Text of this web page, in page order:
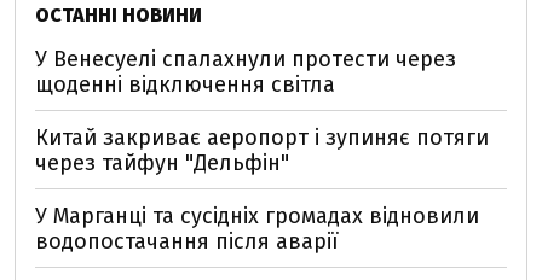
ОСТАННІ НОВИНИ
У Венесуелі спалахнули протести через
щоденні відключення світла
Китай закриває аеропорт і зупиняє потяги
через тайфун "Дельфін"
У Марганці та сусідніх громадах відновили
водопостачання після аварії